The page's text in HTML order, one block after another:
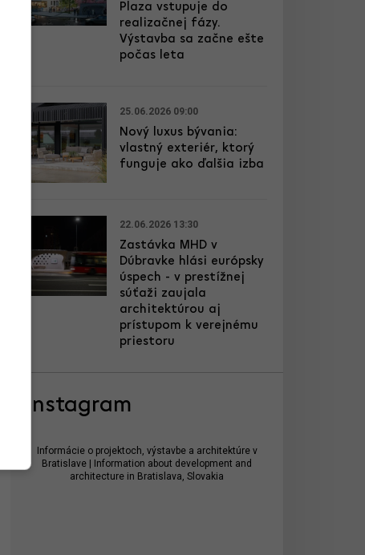
Plaza vstupuje do
realizačnej fázy.
Výstavba sa začne ešte
počas leta
25.06.2026 09:00
Nový luxus bývania:
vlastný exteriér, ktorý
funguje ako ďalšia izba
22.06.2026 13:30
Zastávka MHD v
Dúbravke hlási európsky
úspech - v prestížnej
súťaži zaujala
architektúrou aj
prístupom k verejnému
priestoru
Instagram
Informácie o projektoch, výstavbe a architektúre v
Bratislave | Information about development and
architecture in Bratislava, Slovakia